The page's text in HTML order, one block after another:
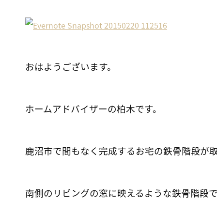
おはようございます。
ホームアドバイザーの柏木です。
鹿沼市で間もなく完成するお宅の鉄骨階段が
南側のリビングの窓に映えるような鉄骨階段で